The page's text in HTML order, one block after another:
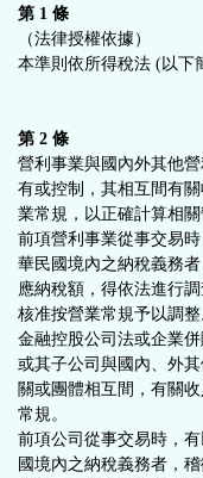
按
鈕
區
第 1 條
（法律授權依據）
本準則依所得稅法 (以下
第 2 條
營利事業與國內外其他
有或控制，其相互間有
業常規，以正確計算相
前項營利事業從事交易
華民國境內之納稅義務
應納稅額，得依法進行
核准按營業常規予以調整
金融控股公司法或企業
或其子公司與國內、外
關或團體相互間，有關
常規。
前項公司從事交易時，
國境內之納稅義務者，